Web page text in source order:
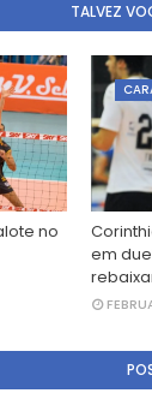
TALVEZ
no
em